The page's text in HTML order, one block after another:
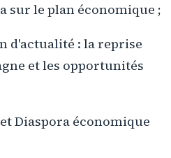
sur le plan économique ;
d'actualité : la reprise
et les opportunités
Diaspora économique